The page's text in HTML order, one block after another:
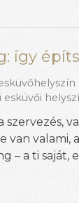
így
van valami,
– a ti